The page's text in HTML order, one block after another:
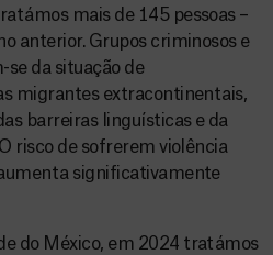
mais de 145 pessoas –
anterior. Grupos criminosos e
se da situação de
migrantes extracontinentais,
barreiras linguísticas e da
risco de sofrerem violência
significativamente
do México, em 2024 tratámos